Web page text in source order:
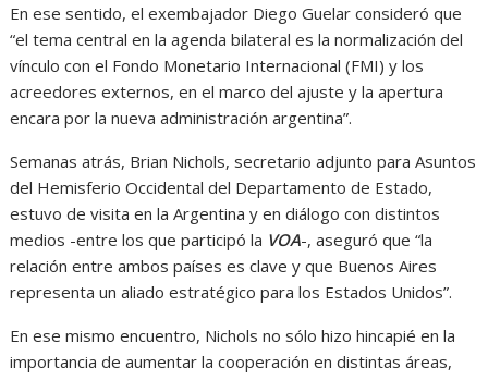
En ese sentido, el exembajador Diego Guelar consideró que
“el tema central en la agenda bilateral es la normalización del
vínculo con el Fondo Monetario Internacional (FMI) y los
acreedores externos, en el marco del ajuste y la apertura
encara por la nueva administración argentina”.
Semanas atrás, Brian Nichols, secretario adjunto para Asuntos
del Hemisferio Occidental del Departamento de Estado,
estuvo de visita en la Argentina y en diálogo con distintos
medios -entre los que participó la VOA-, aseguró que “la
relación entre ambos países es clave y que Buenos Aires
representa un aliado estratégico para los Estados Unidos”.
En ese mismo encuentro, Nichols no sólo hizo hincapié en la
importancia de aumentar la cooperación en distintas áreas,